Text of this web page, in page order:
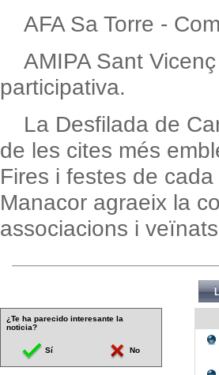
AFA Sa Torre -
AMIPA Sant
participativa.
La Desfilada de
de les cites més
Fires i festes de
Manacor agraeix la
associacions i
¿Te ha parecido interesante la
noticia?
Sí No